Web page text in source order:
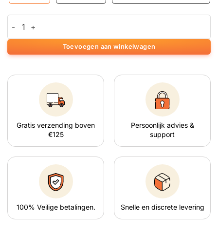
Toevoegen aan winkelwagen
Gratis verzending boven
€125
Persoonlijk advies &
support
100% Veilige betalingen. Snelle en discrete levering